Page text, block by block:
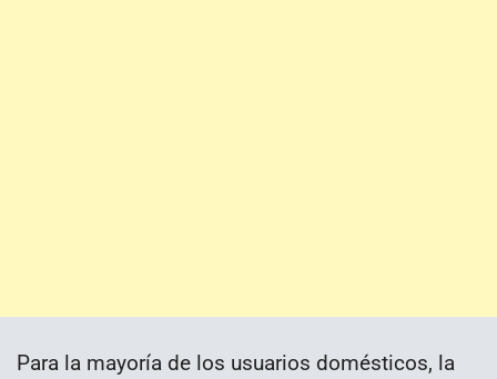
Para la mayoría de los usuarios domésticos, la